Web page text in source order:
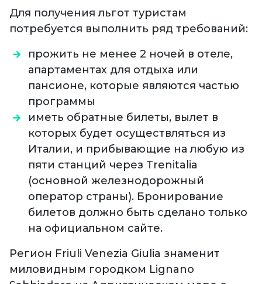
Для получения льгот туристам
потребуется выполнить ряд требований:
прожить не менее 2 ночей в отеле,
апартаментах для отдыха или
пансионе, которые являются частью
программы
иметь обратные билеты, вылет в
которых будет осуществляться из
Италии, и прибывающие на любую из
пяти станций через Trenitalia
(основной железнодорожный
оператор страны). Бронирование
билетов должно быть сделано только
на официальном сайте.
Регион Friuli Venezia Giulia знаменит
миловидным городком Lignano